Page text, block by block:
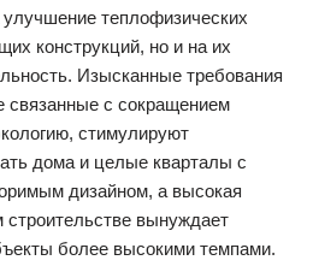
теплофизических
конструкций, но и на их
Изысканные требования
связанные с сокращением
стимулируют
дома и целые кварталы с
дизайном, а высокая
вынуждает
более высокими темпами.